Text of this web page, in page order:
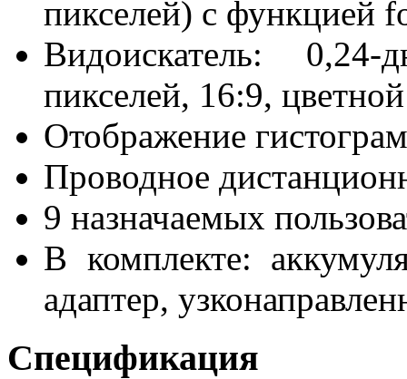
пикселей) с функцией
Видоискатель:
пикселей, 16:9, цветной
Отображение
Проводное
9 назначаемых
В комплекте:
адаптер,
Спецификация